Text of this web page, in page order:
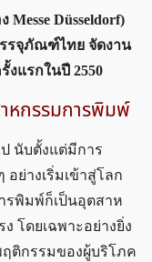
Messe Düsseldorf)
รจุภัณฑ์ไทย จัดงาน
งแรกในปี 2550
หกรรมการพิมพ์
ป นับตั้งแต่มีการ
อย่างเริ่มเข้าสู่โลก
รพิมพ์ก็เป็นอุตสาห
โดยเฉพาะอย่างยิ่ง
ติกรรมของผู้บริโภค